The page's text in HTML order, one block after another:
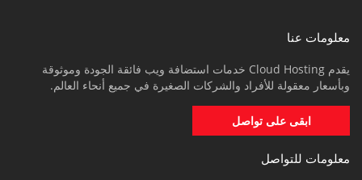
معلومات عنا
يقدم Cloud Hosting خدمات استضافة ويب فائقة الجودة وموثوقة
وبأسعار معقولة للأفراد والشركات الصغيرة في جميع أنحاء العالم.
ابقى على تواصل
معلومات للتواصل